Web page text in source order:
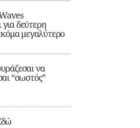
δεύτερη
μεγαλύτερο
να
“σωστός”